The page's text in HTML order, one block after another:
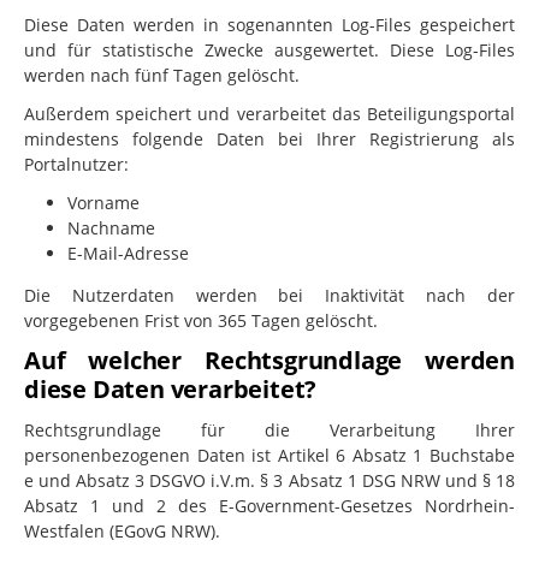
Diese Daten werden in sogenannten Log-Files gespeichert
und für statistische Zwecke ausgewertet. Diese Log-Files
werden nach fünf Tagen gelöscht.
Außerdem speichert und verarbeitet das Beteiligungsportal
mindestens folgende Daten bei Ihrer Registrierung als
Portalnutzer:
Vorname
Nachname
E-Mail-Adresse
Die Nutzerdaten werden bei Inaktivität nach der
vorgegebenen Frist von 365 Tagen gelöscht.
Auf welcher Rechtsgrundlage werden
diese Daten verarbeitet?
Rechtsgrundlage für die Verarbeitung Ihrer
personenbezogenen Daten ist Artikel 6 Absatz 1 Buchstabe
e und Absatz 3 DSGVO i.V.m. § 3 Absatz 1 DSG NRW und § 18
Absatz 1 und 2 des E-Government-Gesetzes Nordrhein-
Westfalen (EGovG NRW).